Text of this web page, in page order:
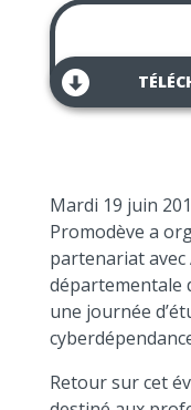
Mardi 19 juin
Promodève a
partenariat avec
départementale
une journée
Retour sur cet